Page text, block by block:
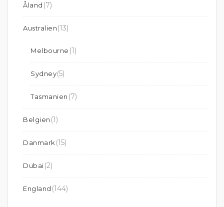
Åland (7)
Australien(13)
Melbourne (1)
Sydney(5)
Tasmanien (7)
Belgien (1)
Danmark (15)
Dubai(2)
England (144)